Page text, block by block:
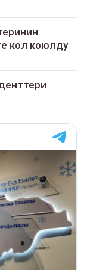
кол коюлду